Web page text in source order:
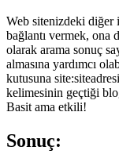
Web sitenizdeki
bağlantı vermek, ona
olarak arama sonuç
almasına yardımcı
kutusuna
kelimesinin geçtiği
Basit ama etkili!
Sonuç: